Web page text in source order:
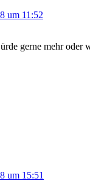
um 11:52
gerne mehr oder
um 15:51